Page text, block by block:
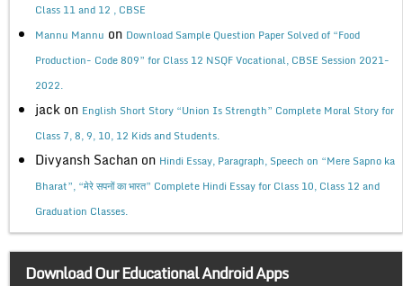
Class 11 and 12 , CBSE
Mannu Mannu on Download Sample Question Paper Solved of “Food
Production- Code 809” for Class 12 NSQF Vocational, CBSE Session 2021-
2022.
jack on English Short Story “Union Is Strength” Complete Moral Story for
Class 7, 8, 9, 10, 12 Kids and Students.
Divyansh Sachan on Hindi Essay, Paragraph, Speech on “Mere Sapno ka
Bharat”, “मेरे सपनों का भारत” Complete Hindi Essay for Class 10, Class 12 and
Graduation Classes.
Download Our Educational Android Apps